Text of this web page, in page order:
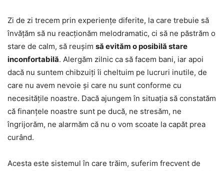
Zi de zi trecem prin experiențe diferite, la care trebuie să
învățăm să nu reacționăm melodramatic, ci să ne păstrăm o
stare de calm, să reușim să evităm o posibilă stare
inconfortabilă. Alergăm zilnic ca să facem bani, iar apoi
dacă nu suntem chibzuiți îi cheltuim pe lucruri inutile, de
care nu avem nevoie și care nu sunt conforme cu
necesitățile noastre. Dacă ajungem în situația să constatăm
că finanțele noastre sunt pe ducă, ne stresăm, ne
îngrijorăm, ne alarmăm că nu o vom scoate la capăt prea
curând.
Acesta este sistemul în care trăim, suferim frecvent de